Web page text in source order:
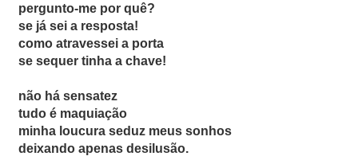
pergunto-me por quê?
se já sei a resposta!
como atravessei a porta
se sequer tinha a chave!
não há sensatez
tudo é maquiação
minha loucura seduz meus sonhos
deixando apenas desilusão.